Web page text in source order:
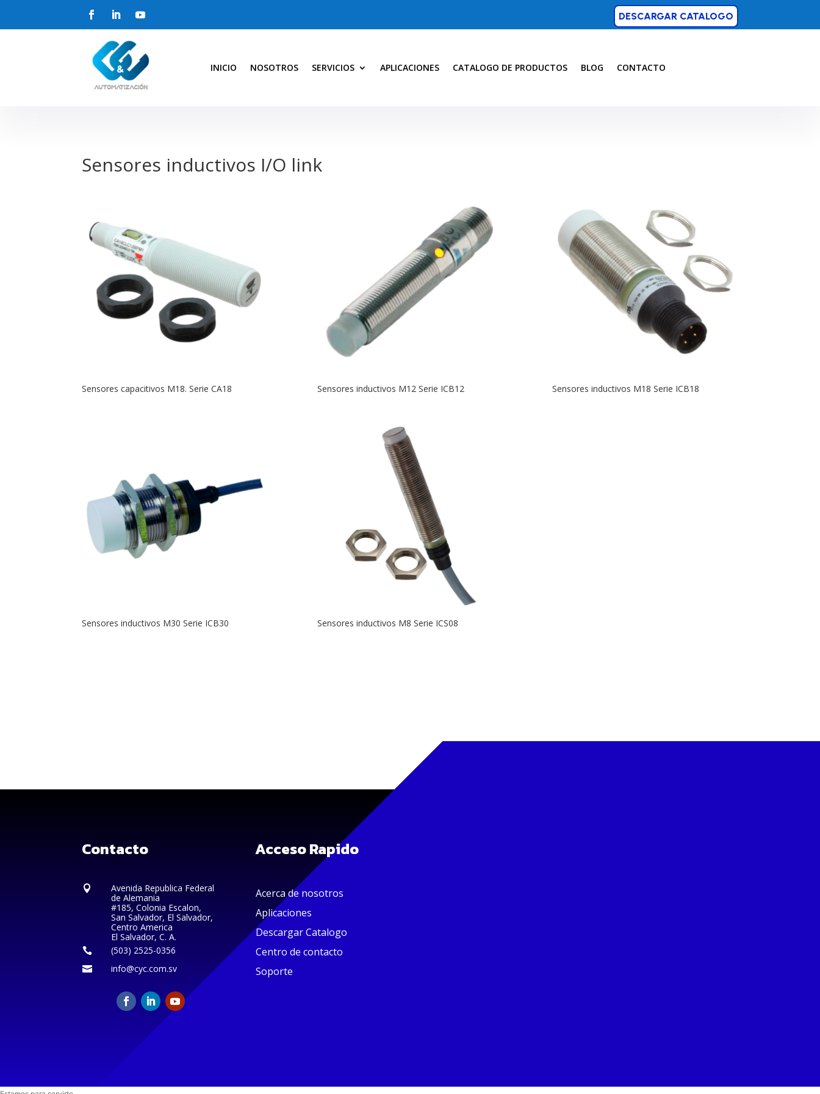
DESCARGAR CATALOGO
INICIO NOSOTROS SERVICIOS APLICACIONES CATALOGO DE PRODUCTOS BLOG CONTACTO
Sensores inductivos I/O link
Sensores capacitivos M18. Serie CA18 Sensores inductivos M12 Serie ICB12 Sensores inductivos M18 Serie ICB18
Sensores inductivos M30 Serie ICB30 Sensores inductivos M8 Serie ICS08
Contacto

Avenida Republica Federal
de Alemania
#185, Colonia Escalon,
San Salvador, El Salvador,
Centro America
El Salvador, C. A.
 (503) 2525-0356
 info@cyc.com.sv
Acceso Rapido
Acerca de nosotros
Aplicaciones
Descargar Catalogo
Centro de contacto
Soporte